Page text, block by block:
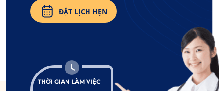
THỜI GIAN LÀM VIỆC
ĐẶT LỊCH HẸN